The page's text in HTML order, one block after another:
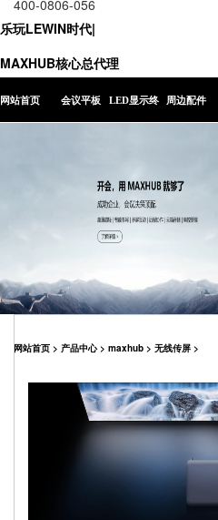
乐玩LEWIN时代|
MAXHUB核心总代理
400-0806-056
网站首页 会议平板 LED显示终 周边配件
网站首页 > 产品中心> maxhub > 无线传屏 >